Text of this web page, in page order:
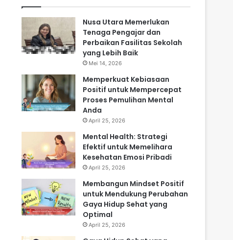
Nusa Utara Memerlukan
Tenaga Pengajar dan
Perbaikan Fasilitas Sekolah
yang Lebih Baik
Mei 14, 2026
Memperkuat Kebiasaan
Positif untuk Mempercepat
Proses Pemulihan Mental
Anda
April 25, 2026
Mental Health: Strategi
Efektif untuk Memelihara
Kesehatan Emosi Pribadi
April 25, 2026
Membangun Mindset Positif
untuk Mendukung Perubahan
Gaya Hidup Sehat yang
Optimal
April 25, 2026